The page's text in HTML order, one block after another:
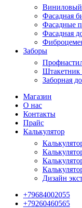
Виниловый
Фасадная
Фасадная
Заборы
Штакетник
Заборная
Магазин
О нас
Контакты
Прайс
Калькулятор
Дизайн
+79684002055
+79260460565